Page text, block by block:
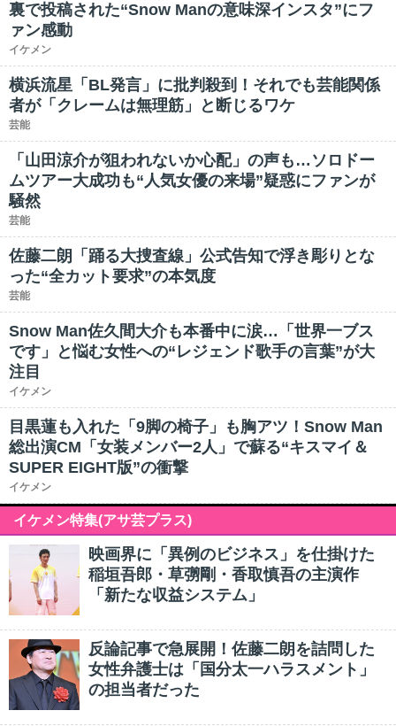
裏で投稿された“Snow Manの意味深インスタ”にフ
ァン感動
イケメン
横浜流星「BL発言」に批判殺到！それでも芸能関係
者が「クレームは無理筋」と断じるワケ
芸能
「山田涼介が狙われないか心配」の声も…ソロドー
ムツアー大成功も“人気女優の来場”疑惑にファンが
騒然
芸能
佐藤二朗「踊る大捜査線」公式告知で浮き彫りとな
った“全カット要求”の本気度
芸能
Snow Man佐久間大介も本番中に涙…「世界一ブス
です」と悩む女性への“レジェンド歌手の言葉”が大
注目
イケメン
目黒蓮も入れた「9脚の椅子」も胸アツ！Snow Man
総出演CM「女装メンバー2人」で蘇る“キスマイ＆
SUPER EIGHT版”の衝撃
イケメン
イケメン特集(アサ芸プラス)
映画界に「異例のビジネス」を仕掛けた
稲垣吾郎・草彅剛・香取慎吾の主演作
「新たな収益システム」
反論記事で急展開！佐藤二朗を詰問した
女性弁護士は「国分太一ハラスメント」
の担当者だった